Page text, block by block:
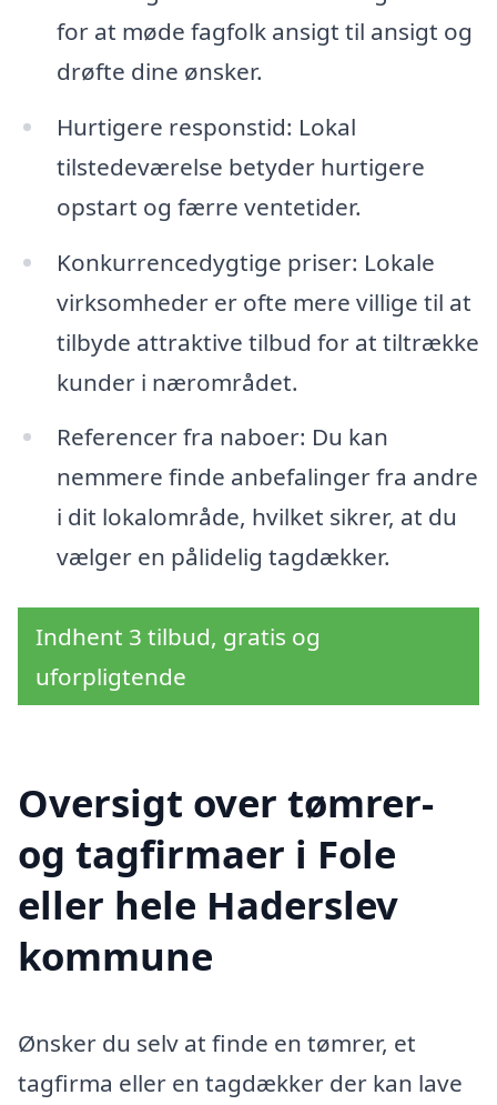
for at møde fagfolk ansigt til ansigt og
drøfte dine ønsker.
Hurtigere responstid: Lokal
tilstedeværelse betyder hurtigere
opstart og færre ventetider.
Konkurrencedygtige priser: Lokale
virksomheder er ofte mere villige til at
tilbyde attraktive tilbud for at tiltrække
kunder i nærområdet.
Referencer fra naboer: Du kan
nemmere finde anbefalinger fra andre
i dit lokalområde, hvilket sikrer, at du
vælger en pålidelig tagdækker.
Indhent 3 tilbud, gratis og
uforpligtende
Oversigt over tømrer-
og tagfirmaer i Fole
eller hele Haderslev
kommune
Ønsker du selv at finde en tømrer, et
tagfirma eller en tagdækker der kan lave